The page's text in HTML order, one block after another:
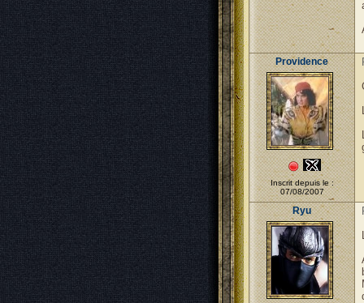
Providence
Inscrit depuis le :
07/08/2007
Ryu